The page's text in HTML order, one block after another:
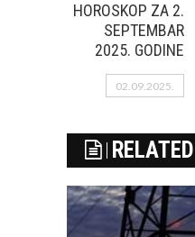
HOROSKOP ZA 2.
SEPTEMBAR
2025. GODINE
02.09.2025.